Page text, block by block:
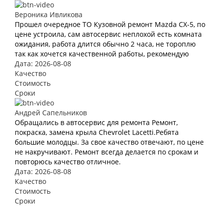
Вероника Ивликова
Прошел очередное ТО Кузовной ремонт Mazda CX-5, по
цене устроила, сам автосервис неплохой есть комната
ожидания, работа длится обычно 2 часа, не тороплю
так как хочется качественной работы, рекомендую
Дата: 2026-08-08
Качество
Стоимость
Сроки
Андрей Сапельников
Обращались в автосервис для ремонта Ремонт,
покраска, замена крыла Chevrolet Lacetti.Ребята
большие молодцы. За свое качество отвечают, по цене
не накручивают. Ремонт всегда делается по срокам и
повторюсь качество отличное.
Дата: 2026-08-08
Качество
Стоимость
Сроки